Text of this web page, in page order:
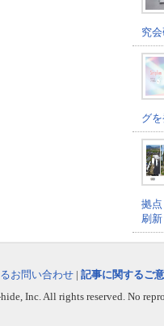
究
グ
拠
刷新
お問い合わせ | 記事に関するご
Inc. All rights reserved. No